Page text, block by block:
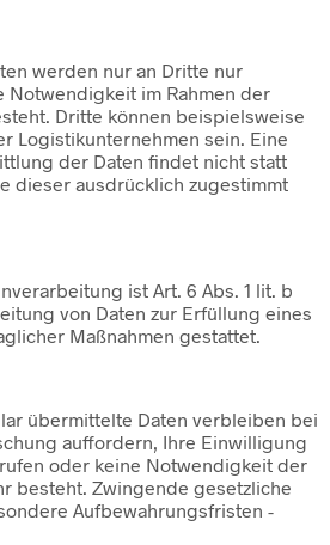
werden nur an Dritte nur
Notwendigkeit im Rahmen der
Dritte können beispielsweise
Logistikunternehmen sein. Eine
der Daten findet nicht statt
dieser ausdrücklich zugestimmt
ist Art. 6 Abs. 1 lit. b
von Daten zur Erfüllung eines
Maßnahmen gestattet.
übermittelte Daten verbleiben bei
auffordern, Ihre Einwilligung
oder keine Notwendigkeit der
besteht. Zwingende gesetzliche
Aufbewahrungsfristen -